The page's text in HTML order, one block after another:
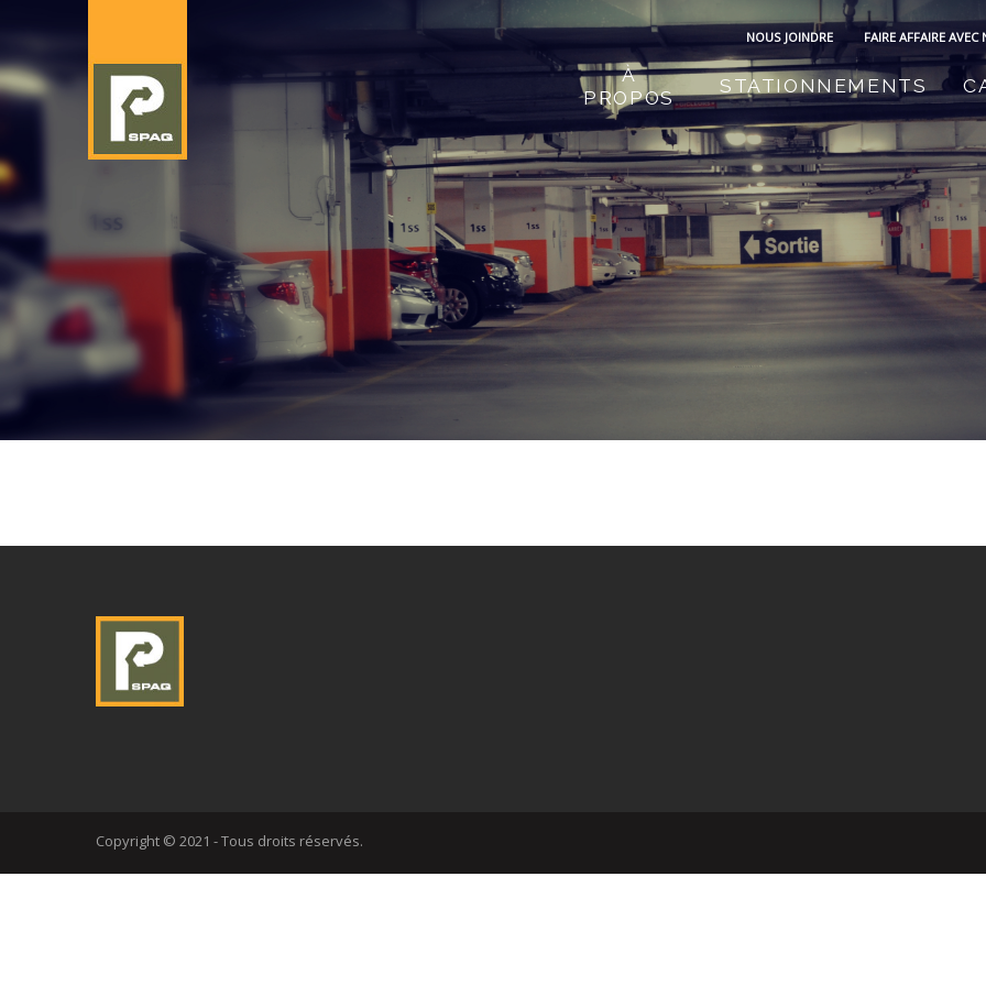
FAIRE AFFAIRE AVEC
NOUS JOINDRE
À
PROPOS
STATIONNEMENTS
Copyright © 2021 - Tous droits réservés.